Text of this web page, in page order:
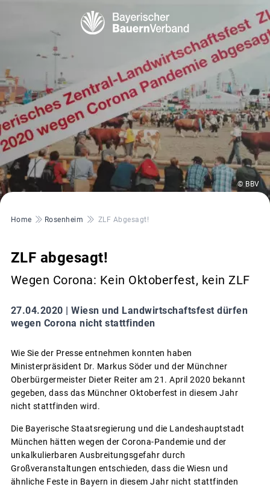
© BBV
Pfadnavigation
Home Rosenheim ZLF Abgesagt!
ZLF abgesagt!
Wegen Corona: Kein Oktoberfest, kein ZLF
27.04.2020 | Wiesn und Landwirtschaftsfest dürfen
wegen Corona nicht stattfinden
Wie Sie der Presse entnehmen konnten haben
Ministerpräsident Dr. Markus Söder und der Münchner
Oberbürgermeister Dieter Reiter am 21. April 2020 bekannt
gegeben, dass das Münchner Oktoberfest in diesem Jahr
nicht stattfinden wird.
Die Bayerische Staatsregierung und die Landeshauptstadt
München hätten wegen der Corona-Pandemie und der
unkalkulierbaren Ausbreitungsgefahr durch
Großveranstaltungen entschieden, dass die Wiesn und
ähnliche Feste in Bayern in diesem Jahr nicht stattfinden